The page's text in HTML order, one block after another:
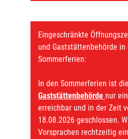
Eingeschränkte
und Gaststättenbehörde in
Sommerferien:
In den Sommerferien ist die
Gaststättenbehörde nur
erreichbar und in der Zeit
18.08.2026 geschlossen.
Vorsprachen rechtzeitig